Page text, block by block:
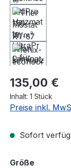
Regulärer Preis:
135,00 €
Inhalt: 1 Stück
Preise inkl.
Sofort
Größe